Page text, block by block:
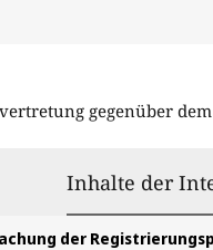
gegenüber dem
Inhalte der
Registrierungspflichten der erweiterten